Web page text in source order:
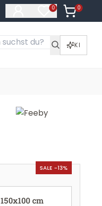
0
Artikel im
0
Artikel
KI
SALE -13%
150x100 cm